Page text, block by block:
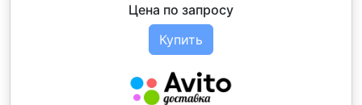
Цена по запросу
Купить